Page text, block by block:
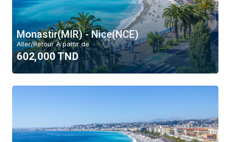
Monastir(MIR) - Nice(NCE)
Aller/Retour À partir de
602,000 TND